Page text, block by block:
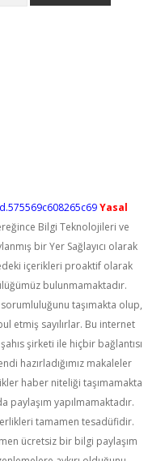
Yasal
Bilgi Teknolojileri ve
bir Yer Sağlayıcı olarak
içerikleri proaktif olarak
bulunmamaktadır.
taşımakta olup,
etmiş sayılırlar. Bu internet
şirketi ile hiçbir bağlantısı
hazırladığımız makaleler
haber niteliği taşımamakta
paylaşım yapılmamaktadır.
tamamen tesadüfidir.
ücretsiz bir bilgi paylaşım